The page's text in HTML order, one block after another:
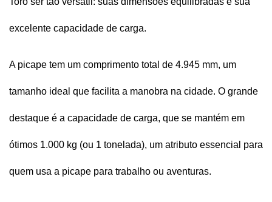
excelente capacidade de carga.
A picape tem um comprimento total de 4.945 mm, um
tamanho ideal que facilita a manobra na cidade. O grande
destaque é a capacidade de carga, que se mantém em
ótimos 1.000 kg (ou 1 tonelada), um atributo essencial para
quem usa a picape para trabalho ou aventuras.